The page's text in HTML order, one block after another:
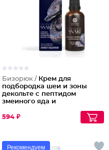
Бизорюк / Крем для
подбородка шеи и зоны
декольте с пептидом
змеиного яда и
594 ₽
Рекомендуем